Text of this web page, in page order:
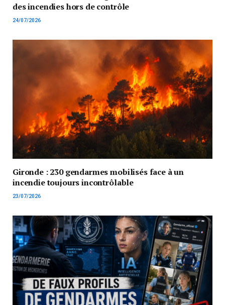
des incendies hors de contrôle
24/07/2026
Gironde : 230 gendarmes mobilisés face à un
incendie toujours incontrôlable
23/07/2026